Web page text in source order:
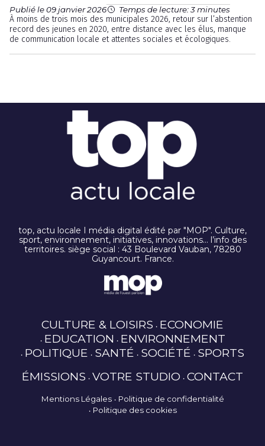
Publié le 09 janvier 2026 Temps de lecture: 3 minutes
À moins de trois mois des municipales 2026, retour sur l’abstention
record des jeunes en 2020, entre distance avec les élus, manque
de communication locale et attentes sociales et écologiques.
top, actu locale I média digital édité par "MOP". Culture,
sport, environnement, initiatives, innovations… l’info des
territoires. siège social : 43 Boulevard Vauban, 78280
Guyancourt. France.
CULTURE & LOISIRS ECONOMIE
EDUCATION ENVIRONNEMENT
POLITIQUE SANTÉ SOCIÉTÉ SPORTS
ÉMISSIONS VOTRE STUDIO CONTACT
Mentions Légales
Politique de confidentialité
Politique des cookies